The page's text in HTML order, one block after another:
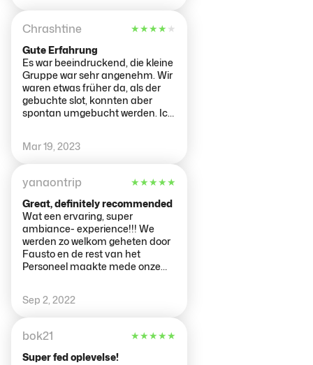
Chrashtine ★★★★ ★
Gute Erfahrung
Es war beeindruckend, die kleine
Gruppe war sehr angenehm. Wir
waren etwas früher da, als der
gebuchte slot, konnten aber
spontan umgebucht werden. Ich
soll kann ich nicht
nachvollziehen
Mar 19, 2023
yanaontrip ★★★★★
Great, definitely recommended
Wat een ervaring, super
ambiance- experience!!! We
werden zo welkom geheten door
Fausto en de rest van het
Personeel maakte mede onze
Sep 2, 2022
bok21 ★★★★★
Super fed oplevelse!